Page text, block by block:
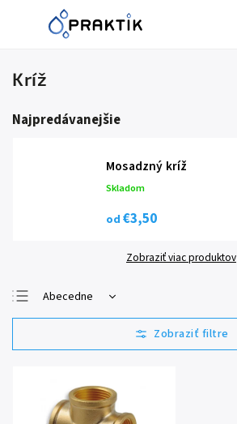
Kríž
Najpredávanejšie
Mosadzný kríž
Skladom
od €3,50
Zobraziť viac produktov
Abecedne
Najlacnejšie
Najdrahšie